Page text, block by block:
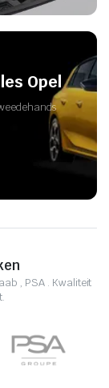
Opel
, PSA . Kwaliteit